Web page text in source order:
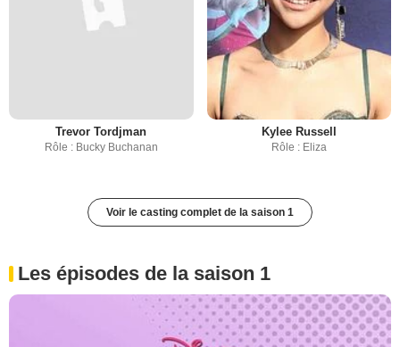
Trevor Tordjman
Rôle : Bucky Buchanan
Kylee Russell
Rôle : Eliza
Voir le casting complet de la saison 1
Les épisodes de la saison 1